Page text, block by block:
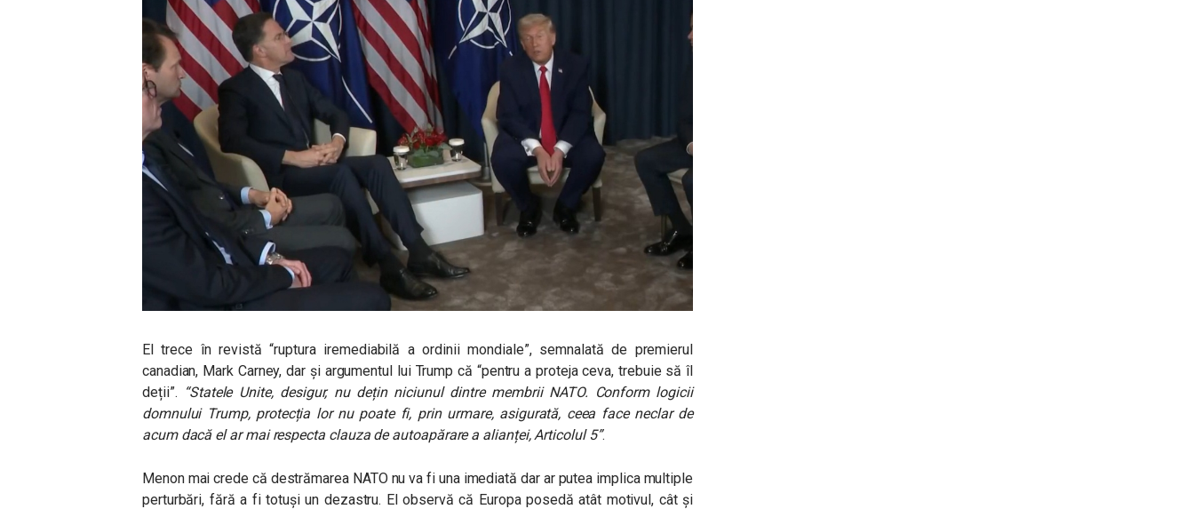
El trece în revistă “ruptura iremediabilă a ordinii mondiale”, semnalată de premierul
canadian, Mark Carney, dar și argumentul lui Trump că “pentru a proteja ceva, trebuie să îl
deții”. “Statele Unite, desigur, nu dețin niciunul dintre membrii NATO. Conform logicii
domnului Trump, protecția lor nu poate fi, prin urmare, asigurată, ceea face neclar de
acum dacă el ar mai respecta clauza de autoapărare a alianței, Articolul 5”.
Menon mai crede că destrămarea NATO nu va fi una imediată dar ar putea implica multiple
perturbări, fără a fi totuși un dezastru. El observă că Europa posedă atât motivul, cât și